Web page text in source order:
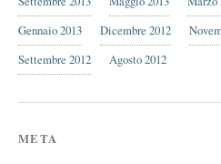
Gennaio 2013
Dicembre 2012
Settembre 2012
Agosto 2012
META